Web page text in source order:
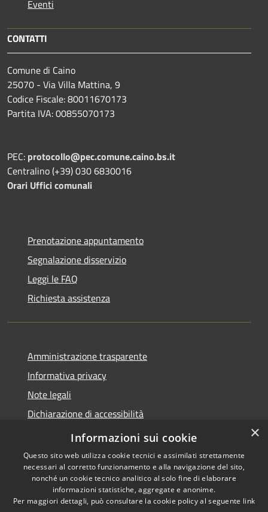
Eventi
CONTATTI
Comune di Caino
25070 - Via Villa Mattina, 9
Codice Fiscale: 80011670173
Partita IVA: 00855070173
PEC: protocollo@pec.comune.caino.bs.it
Centralino (+39) 030 6830016
Orari Uffici comunali
Prenotazione appuntamento
Segnalazione disservizio
Leggi le FAQ
Richiesta assistenza
Amministrazione trasparente
Informativa privacy
Note legali
Dichiarazione di accessibilità
Accessibilità
Copyright © 2026 • Comune di
Caino • Powered by
×
Informazioni sui cookie
Questo sito web utilizza cookie tecnici e assimilati strettamente
necessari al corretto funzionamento e alla navigazione del sito,
nonché un cookie tecnico analitico al solo fine di elaborare
informazioni statistiche, aggregate e anonime.
Per maggiori dettagli, può consultare la cookie policy al seguente link